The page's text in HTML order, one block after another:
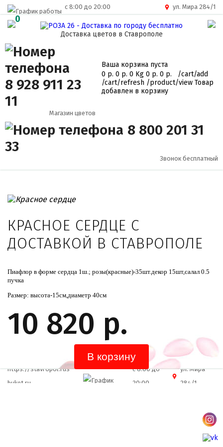
c 8:00 до 20:00 ул. Мира 284/1
8 800 201 31
33
Звонок бесплатный
Доставка цветов в Ставрополе
8 928 911 23
11
Магазин цветов
0
Ваша корзина пуста
0 р. 0 р. 0 Kg 0 р. 0 р.
/cart/add
/cart/refresh /product/view Товар
добавлен в корзину
КРАСНОЕ СЕРДЦЕ С
ДОСТАВКОЙ В СТАВРОПОЛЕ
Пиафлор в форме сердца 1ш.; розы(красные)-35шт.декор 15шт,салал 0.5
пучка
Размер: высота-15см,диаметр 40см
10 820 р.
https://stavropol.rus-
buket.ru
c 8:00 до
20:00
ул. Мира
284/1